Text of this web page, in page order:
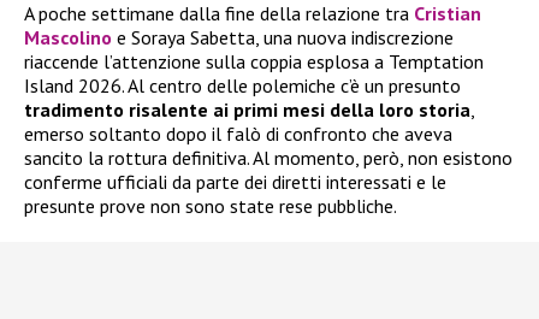
A poche settimane dalla fine della relazione tra Cristian
Mascolino e Soraya Sabetta, una nuova indiscrezione
riaccende l’attenzione sulla coppia esplosa a Temptation
Island 2026. Al centro delle polemiche c’è un presunto
tradimento risalente ai primi mesi della loro storia,
emerso soltanto dopo il falò di confronto che aveva
sancito la rottura definitiva. Al momento, però, non esistono
conferme ufficiali da parte dei diretti interessati e le
presunte prove non sono state rese pubbliche.